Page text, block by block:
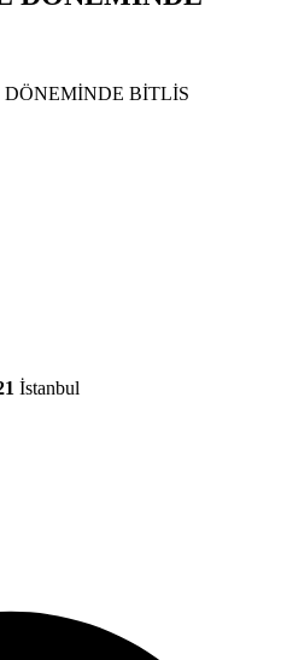
BİTLİS
İstanbul